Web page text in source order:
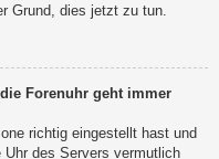
Grund, dies jetzt zu tun.
Forenuhr geht immer
richtig eingestellt hast und
des Servers vermutlich